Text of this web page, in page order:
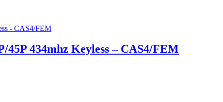
45P 434mhz Keyless – CAS4/FEM